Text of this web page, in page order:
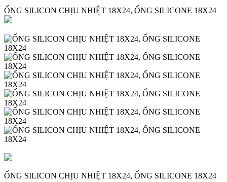
ỐNG SILICON CHỊU NHIỆT 18X24, ỐNG SILICONE 18X24
ỐNG SILICON CHỊU NHIỆT 18X24, ỐNG SILICONE 18X24